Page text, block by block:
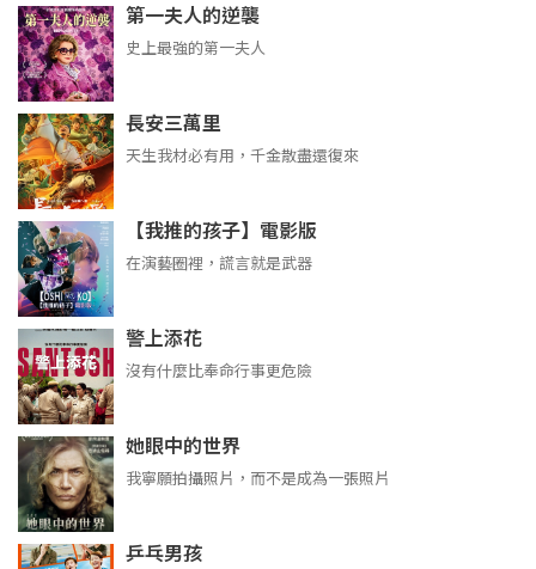
第一夫人的逆襲
史上最強的第一夫人
長安三萬里
天生我材必有用，千金散盡還復來
【我推的孩子】電影版
在演藝圈裡，謊言就是武器
警上添花
沒有什麼比奉命行事更危險
她眼中的世界
我寧願拍攝照片，而不是成為一張照片
乒乓男孩